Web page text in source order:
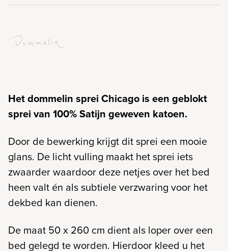
Het dommelin sprei Chicago is een geblokt
sprei van 100% Satijn geweven katoen.
Door de bewerking krijgt dit sprei een mooie
glans. De licht vulling maakt het sprei iets
zwaarder waardoor deze netjes over het bed
heen valt én als subtiele verzwaring voor het
dekbed kan dienen.
De maat 50 x 260 cm dient als loper over een
bed gelegd te worden. Hierdoor kleed u het